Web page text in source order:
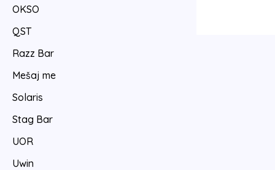
OKSO
QST
Razz Bar
Mešaj me
Solaris
Stag Bar
UOR
Uwin